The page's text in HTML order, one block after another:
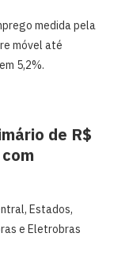
medida pela
móvel até
5,2%.
de R$
Estados,
e Eletrobras